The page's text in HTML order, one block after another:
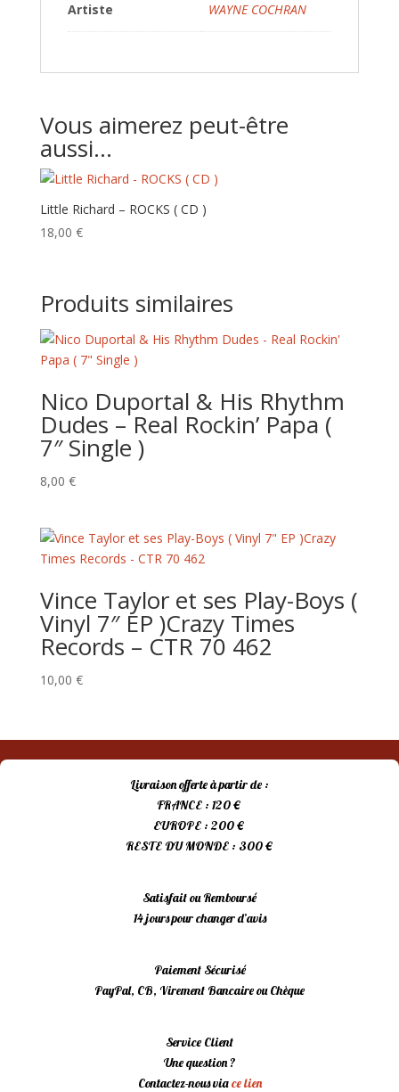
Artiste WAYNE COCHRAN
Vous aimerez peut-être
aussi…
Little Richard – ROCKS ( CD )
18,00 €
Produits similaires
Nico Duportal & His Rhythm
Dudes – Real Rockin’ Papa (
7″ Single )
8,00 €
Vince Taylor et ses Play-Boys (
Vinyl 7″ EP )Crazy Times
Records – CTR 70 462
10,00 €
Livraison offerte à partir de :
FRANCE : 120 €
EUROPE : 200 €
RESTE DU MONDE : 300 €
Satisfait ou Remboursé
14 jours pour changer d’avis
Paiement Sécurisé
PayPal, CB, Virement Bancaire ou Chèque
Service Client
Une question ?
Contactez-nous viace lien